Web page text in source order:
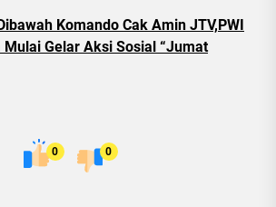
Komando Cak Amin JTV,PWI
Gelar Aksi Sosial “Jumat
0 0